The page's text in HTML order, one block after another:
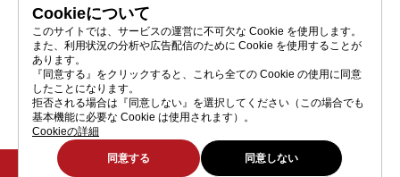
チケット購入
公益社団法人ジャパン・プロフェッショナル・バスケットボールリーグ（コ
ーポレートサイト）
公益社団法人ジャパン・プロフェッショナル・バスケットボールリーグ
JAPAN PROFESSIONAL BASKETBALL LEAGUE
©JAPAN PROFESSIONAL BASKETBALL LEAGUE
Cookieについて
このサイトでは、サービスの運営に不可欠な Cookie を使用します。
また、利用状況の分析や広告配信のために Cookie を使用することが
あります。
『同意する』をクリックすると、これら全ての Cookie の使用に同意
したことになります。
拒否される場合は『同意しない』を選択してください（この場合でも
基本機能に必要な Cookie は使用されます）。
Cookieの詳細
同意する 同意しない